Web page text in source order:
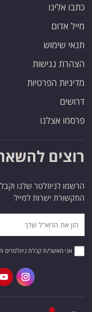
כתבו אלינו
מייל אדום
תנאי שימוש
הצהרת נגישות
מדיניות הפרטיות
דרושים
פרסמו אצלנו
רוצים
הרשמו לניוזלטר שלנו
התקשורת ישרות למייל
אני מאשר/ת קבלת ניוזלטרים